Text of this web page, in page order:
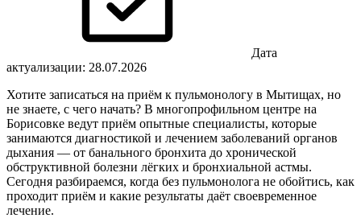
Дата
актуализации: 28.07.2026
Хотите записаться на приём к пульмонологу в Мытищах, но
не знаете, с чего начать? В многопрофильном центре на
Борисовке ведут приём опытные специалисты, которые
занимаются диагностикой и лечением заболеваний органов
дыхания — от банального бронхита до хронической
обструктивной болезни лёгких и бронхиальной астмы.
Сегодня разбираемся, когда без пульмонолога не обойтись, как
проходит приём и какие результаты даёт своевременное
лечение.